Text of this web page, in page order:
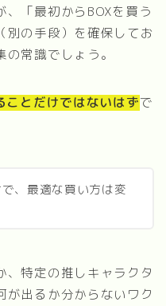
「最初からBOXを買う
別の手段）を確保してお
常識でしょう。
ことだけではないはずで
、最適な買い方は変
、特定の推しキャラクタ
が出るか分からないワク